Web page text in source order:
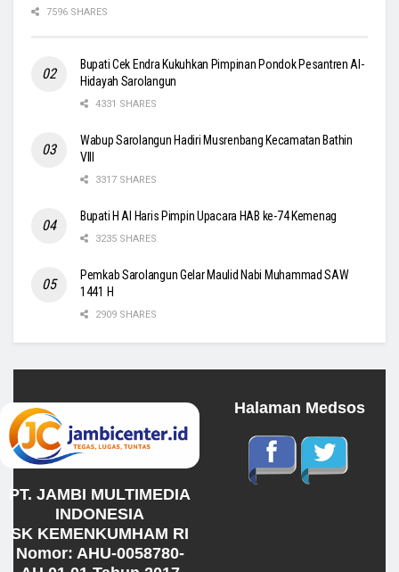
7596 SHARES
Bupati Cek Endra Kukuhkan Pimpinan Pondok Pesantren Al-
Hidayah Sarolangun
4331 SHARES
Wabup Sarolangun Hadiri Musrenbang Kecamatan Bathin
VIII
3317 SHARES
Bupati H Al Haris Pimpin Upacara HAB ke-74 Kemenag
3235 SHARES
Pemkab Sarolangun Gelar Maulid Nabi Muhammad SAW
1441 H
2909 SHARES
PT. JAMBI MULTIMEDIA
INDONESIA
SK KEMENKUMHAM RI
Nomor: AHU-0058780-
Halaman Medsos